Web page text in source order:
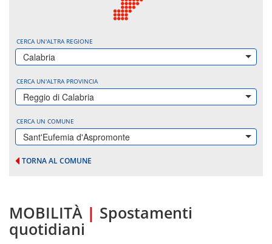
CERCA UN'ALTRA REGIONE
Calabria
CERCA UN'ALTRA PROVINCIA
Reggio di Calabria
CERCA UN COMUNE
Sant'Eufemia d'Aspromonte
TORNA AL COMUNE
MOBILITÀ | Spostamenti
quotidiani